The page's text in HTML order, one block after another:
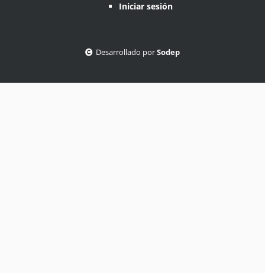
Iniciar sesión
Desarrollado porSodep